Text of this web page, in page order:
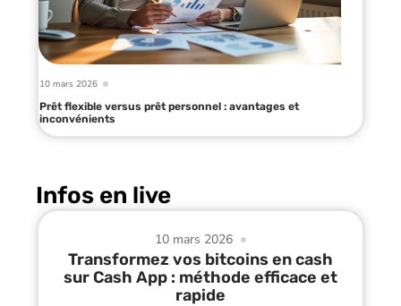
10 mars 2026
Prêt flexible versus prêt personnel : avantages et
inconvénients
Infos en live
10 mars 2026
Transformez vos bitcoins en cash
sur Cash App : méthode efficace et
rapide